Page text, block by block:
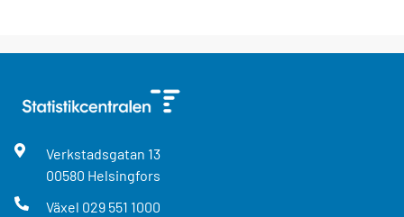
Verkstadsgatan 13
00580 Helsingfors
Växel 029 551 1000